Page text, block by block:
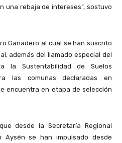
una rebaja de intereses”, sostuvo
Ganadero al cual se han suscrito
además del llamado especial del
la Sustentabilidad de Suelos
las comunas declaradas en
encuentra en etapa de selección
desde la Secretaría Regional
Aysén se han impulsado desde